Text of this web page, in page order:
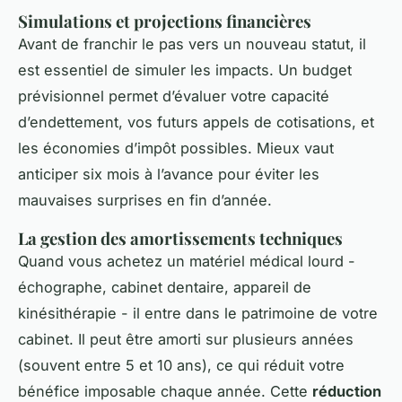
Simulations et projections financières
Avant de franchir le pas vers un nouveau statut, il
est essentiel de simuler les impacts. Un budget
prévisionnel permet d’évaluer votre capacité
d’endettement, vos futurs appels de cotisations, et
les économies d’impôt possibles. Mieux vaut
anticiper six mois à l’avance pour éviter les
mauvaises surprises en fin d’année.
La gestion des amortissements techniques
Quand vous achetez un matériel médical lourd -
échographe, cabinet dentaire, appareil de
kinésithérapie - il entre dans le patrimoine de votre
cabinet. Il peut être amorti sur plusieurs années
(souvent entre 5 et 10 ans), ce qui réduit votre
bénéfice imposable chaque année. Cette réduction